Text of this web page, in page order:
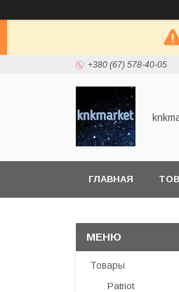
+380 (67) 578-40-05
ГЛАВНАЯ
Товары
Patriot